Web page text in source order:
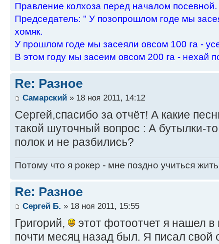
Пpавление колхоза пеpед началом посевной.
Пpедседатель: " У позопpошлом годе мы
хомяк.
У пpошлом годе мы засеяли овсом 100 га -
В этом году мы засеим овсом 200 га - нехай
Re: Разное
Самарский » 18 ноя 2011, 14:12
Сергей,спасибо за отчёт! А какие
такой шуточный вопрос : А бутылки-
полок и не разбились?
Потому что я рокер - мне поздно учиться
Re: Разное
Сергей Б. » 18 ноя 2011, 15:55
Григорий,
этот фотоотчет я нашел
почти месяц назад был. Я писал свой